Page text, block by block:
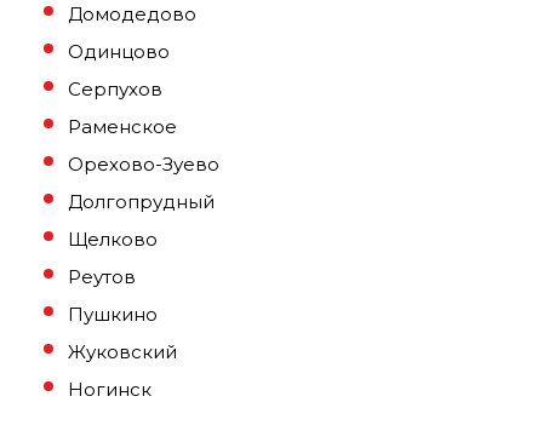
Домодедово
Одинцово
Серпухов
Раменское
Орехово-Зуево
Долгопрудный
Щелково
Реутов
Пушкино
Жуковский
Ногинск